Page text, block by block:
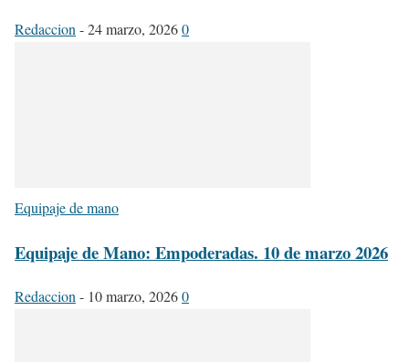
Redaccion -24 marzo, 20260
Equipaje de mano
Equipaje de Mano: Empoderadas. 10 de marzo 2026
Redaccion- 10 marzo, 20260